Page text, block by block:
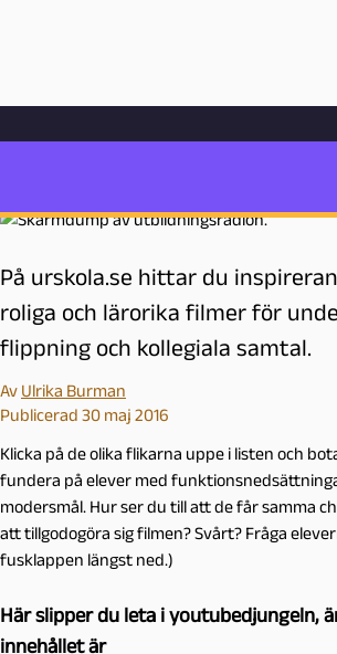
Hoppa till innehåll
e
a
o
g
a
m
ö
På urskola.se hittar du
roliga och lärorika filmer för
flippning och kollegiala samtal.
Av Ulrika Burman
Publicerad 30 maj 2016
Klicka på de olika flikarna uppe i listen och
fundera på elever med
modersmål. Hur ser du till att de får samma
att tillgodogöra sig filmen? Svårt? Fråga
fusklappen längst ned.)
Här slipper du leta i youtubedjungeln,
innehållet är